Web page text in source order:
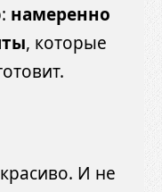
намеренно
, которые
И не